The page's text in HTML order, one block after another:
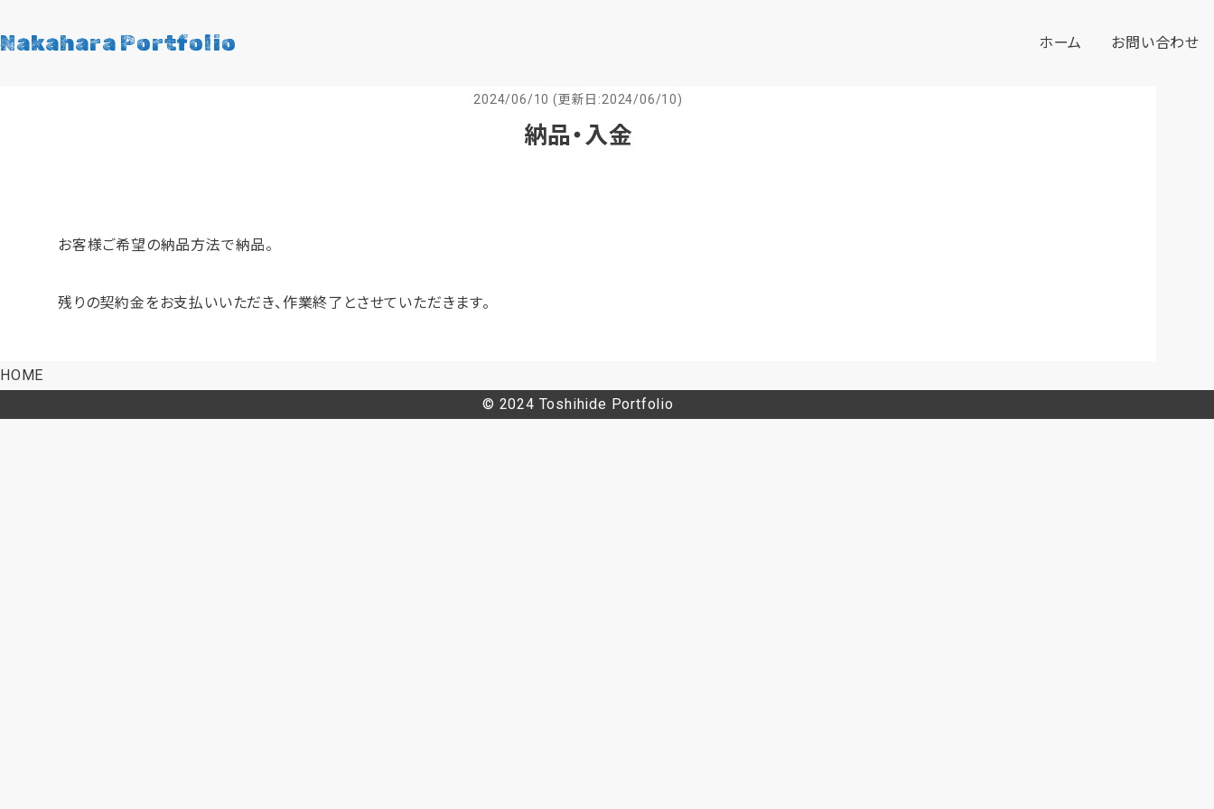
Nakahara Portfolio ホーム お問い合わせ
2024/06/10 (更新日:2024/06/10)
納品・入金
お客様ご希望の納品方法で納品。
残りの契約金をお支払いいただき、作業終了とさせていただきます。
HOME
© 2024 Toshihide Portfolio